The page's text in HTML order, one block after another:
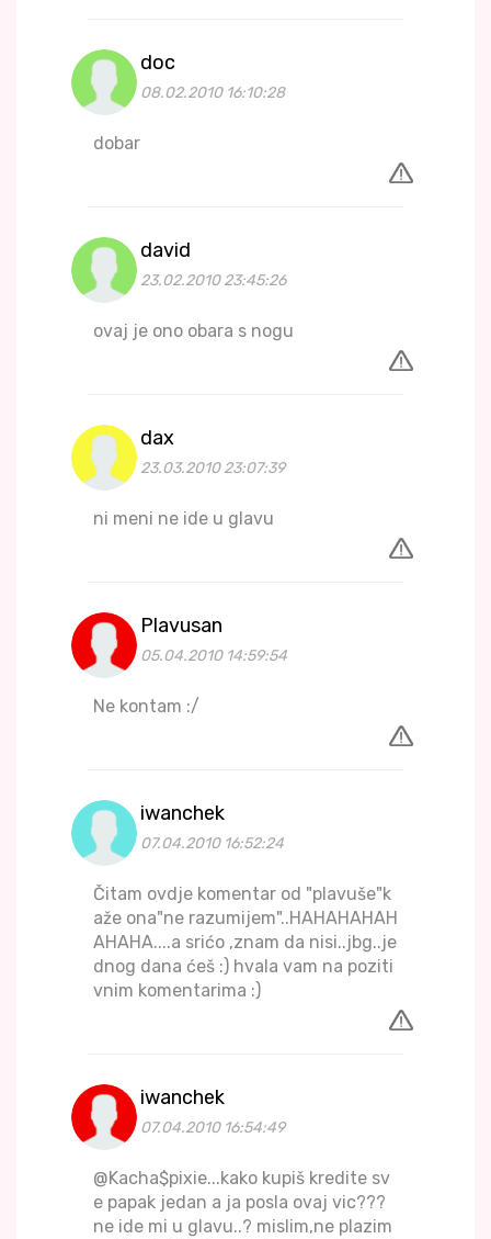
doc
08.02.2010 16:10:28
dobar
david
23.02.2010 23:45:26
ovaj je ono obara s nogu
dax
23.03.2010 23:07:39
ni meni ne ide u glavu
Plavusan
05.04.2010 14:59:54
Ne kontam :/
iwanchek
07.04.2010 16:52:24
Čitam ovdje komentar od "plavuše"k
aže ona"ne razumijem"..HAHAHAHAH
AHAHA....a srićo ,znam da nisi..jbg..je
dnog dana ćeš :) hvala vam na poziti
vnim komentarima :)
iwanchek
07.04.2010 16:54:49
@Kacha$pixie...kako kupiš kredite sv
e papak jedan a ja posla ovaj vic???
ne ide mi u glavu..? mislim,ne plazim